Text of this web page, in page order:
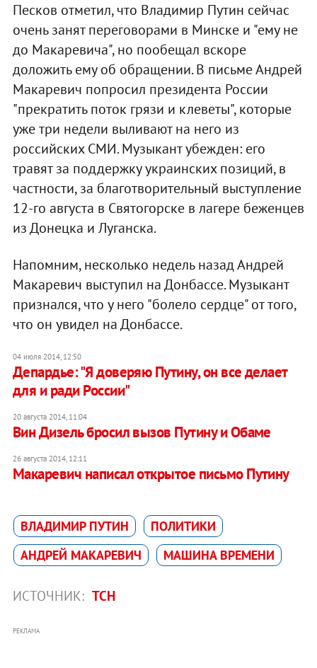
Песков отметил, что Владимир Путин сейчас
очень занят переговорами в Минске и "ему не
до Макаревича", но пообещал вскоре
доложить ему об обращении. В письме Андрей
Макаревич попросил президента России
"прекратить поток грязи и клеветы", которые
уже три недели выливают на него из
российских СМИ. Музыкант убежден: его
травят за поддержку украинских позиций, в
частности, за благотворительный выступление
12-го августа в Святогорске в лагере беженцев
из Донецка и Луганска.
Напомним, несколько недель назад Андрей
Макаревич выступил на Донбассе. Музыкант
признался, что у него "болело сердце" от того,
что он увидел на Донбассе.
04 июля 2014, 12:50
Депардье: "Я доверяю Путину, он все делает
для и ради России"
20 августа 2014, 11:04
Вин Дизель бросил вызов Путину и Обаме
26 августа 2014, 12:11
Макаревич написал открытое письмо Путину
ВЛАДИМИР ПУТИН
ПОЛИТИКИ
АНДРЕЙ МАКАРЕВИЧ
МАШИНА ВРЕМЕНИ
ИСТОЧНИК: ТСН
РЕКЛАМА